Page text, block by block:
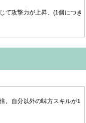
て攻撃力が上昇。(1個につき
。自分以外の味方スキルが1